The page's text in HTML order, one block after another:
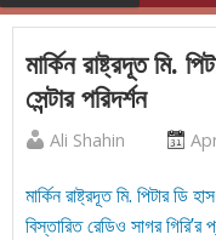
মার্কিন রাষ্ট্রদূত মি.
সেন্টার পরিদর্শন
Published
:
Ali Shahin
Posted
:
মার্কিন রাষ্ট্রদূত মি. পিটার ডি
বিস্তারিত রেডিও সাগর গিরি’র